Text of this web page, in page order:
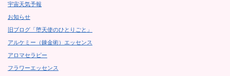
宇宙天気予報
お知らせ
旧ブログ「堕天使のひとりごと」
アルケミー（錬金術）エッセンス
アロマセラピー
フラワーエッセンス